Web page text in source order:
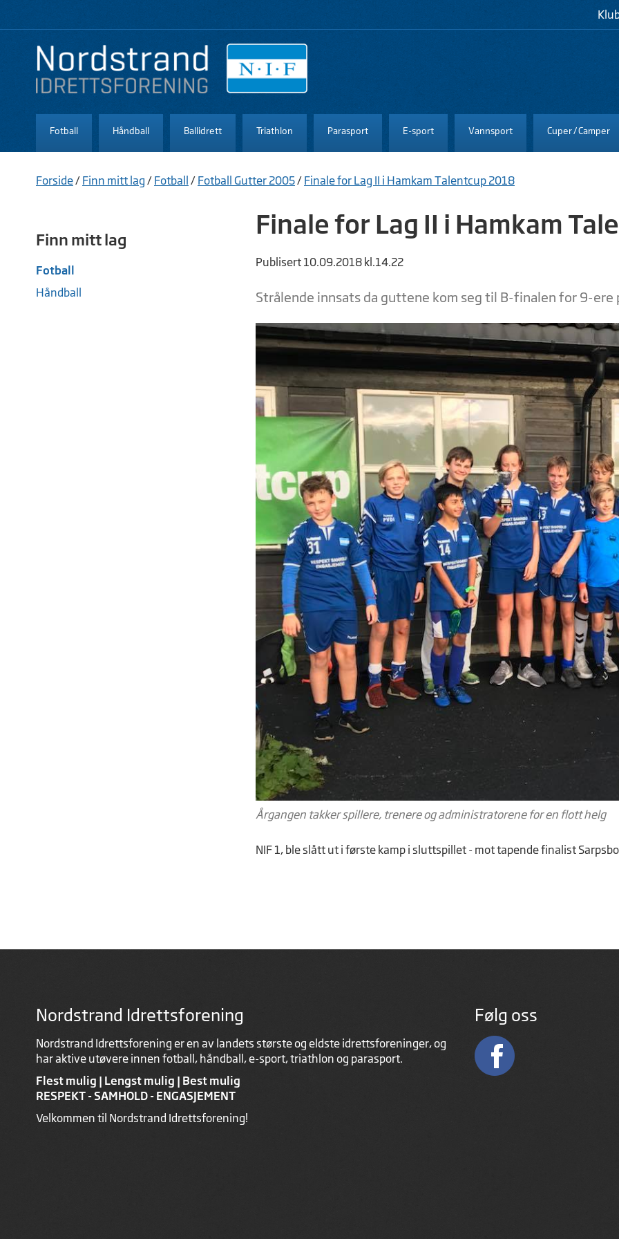
Fotball Håndball Ballidrett Triathlon Parasport E-sport Vannsport Cuper / Camper
Forside/ Finn mitt lag / Fotball / Fotball Gutter 2005/ Finale for Lag II i Hamkam Talentcup 2018
Finn mitt lag
Fotball
Håndball
Finale for Lag II i Hamkam
Publisert 10.09.2018 kl.14.22
Strålende innsats da guttene kom seg til B-finalen for 9-ere
Årgangen takker spillere, trenere og administratorene for en flott helg
NIF 1, ble slått ut i første kamp i sluttspillet - mot tapende finalist
Nordstrand Idrettsforening
Nordstrand Idrettsforening er en av landets største og eldste idrettsforeninger, og
har aktive utøvere innen fotball, håndball, e-sport, triathlon og parasport.
Flest mulig | Lengst mulig | Best mulig
RESPEKT - SAMHOLD - ENGASJEMENT
Velkommen til Nordstrand Idrettsforening!
Følg oss